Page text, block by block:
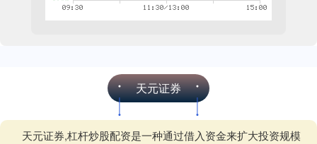
天元证券
天元证券,杠杆炒股配资是一种通过借入资金来扩大投资规模